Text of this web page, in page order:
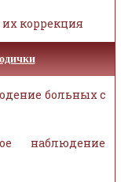
коррекция
больных с
наблюдение